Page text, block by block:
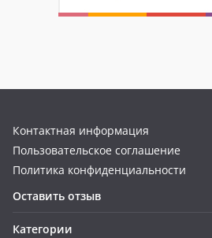
Контактная информация
Пользовательское соглашение
Политика конфиденциальности
Оставить отзыв
Категории